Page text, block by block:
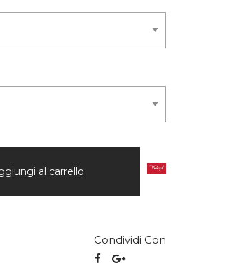
al carrello
Condividi Con